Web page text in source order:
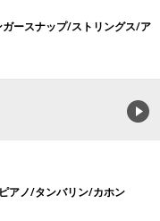
ースナップ/ストリングス/ア
アノ/タンバリン/カホン